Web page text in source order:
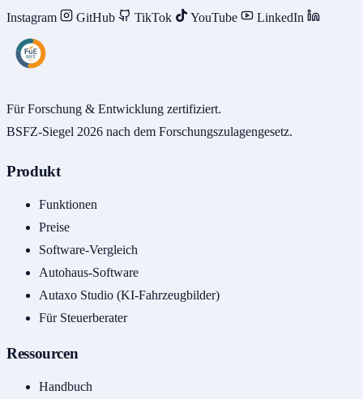
Instagram GitHub TikTok YouTube LinkedIn
Für Forschung & Entwicklung zertifiziert.
BSFZ-Siegel 2026 nach dem Forschungszulagengesetz.
Produkt
Funktionen
Preise
Software-Vergleich
Autohaus-Software
Autaxo Studio (KI-Fahrzeugbilder)
Für Steuerberater
Ressourcen
Handbuch